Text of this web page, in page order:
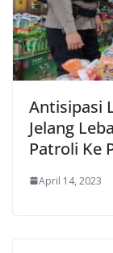
Antisipasi
Jelang
Patroli Ke
April 14, 2023